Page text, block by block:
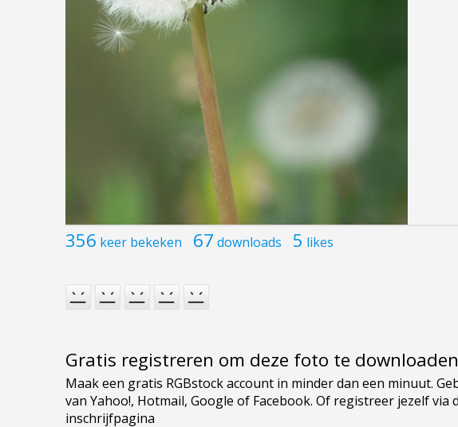
356 keer bekeken 67 downloads 5 likes
Gratis registreren om deze foto te downloaden